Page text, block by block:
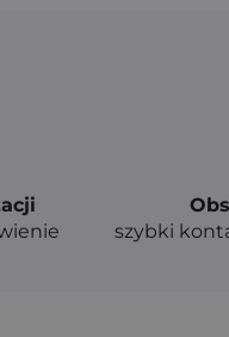
szybki